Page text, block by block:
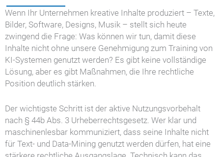
Wenn Ihr Unternehmen kreative Inhalte produziert – Texte,
Bilder, Software, Designs, Musik – stellt sich heute
zwingend die Frage: Was können wir tun, damit diese
Inhalte nicht ohne unsere Genehmigung zum Training von
KI-Systemen genutzt werden? Es gibt keine vollständige
Lösung, aber es gibt Maßnahmen, die Ihre rechtliche
Position deutlich stärken.
Der wichtigste Schritt ist der aktive Nutzungsvorbehalt
nach § 44b Abs. 3 Urheberrechtsgesetz. Wer klar und
maschinenlesbar kommuniziert, dass seine Inhalte nicht
für Text- und Data-Mining genutzt werden dürfen, hat eine